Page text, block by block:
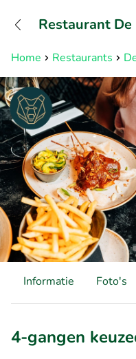
Home Restaurants
Restaurant
Informatie Foto's
4-gangen